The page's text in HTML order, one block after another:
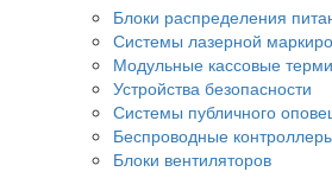
Блоки распределения
Системы лазерной
Модульные кассовые
Устройства безопасности
Системы публичного
Беспроводные
Блоки вентиляторов